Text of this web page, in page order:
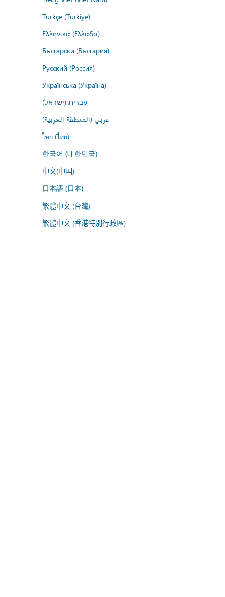
Türkçe (Türkiye)
Ελληνικά (Ελλάδα)
Български (България)
Русский (Россия)
Українська (Україна)
עברית (ישראל)
عربي (المنطقة العربية)
ไทย (ไทย)
한국어 (대한민국)
中文(中国)
日本語 (日本)
繁體中文 (台灣)
繁體中文 (香港特別行政區)